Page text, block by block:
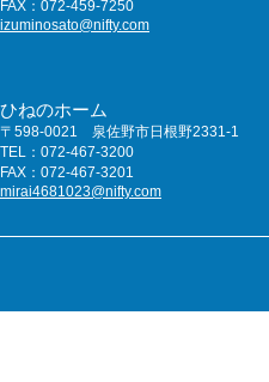
FAX：072-459-7250
izuminosato@nifty.com
ひねのホーム
〒598-0021 泉佐野市日根野2331-1
TEL：072-467-3200
FAX：072-467-3201
mirai4681023@nifty.com